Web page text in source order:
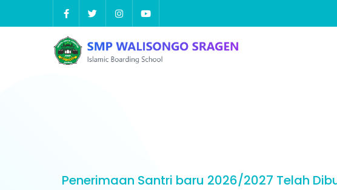
to
Penerimaan Santri baru 2026/2027 Telah